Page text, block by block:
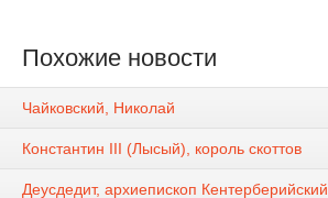
Похожие новости
Чайковский, Николай
Константин III (Лысый), король скоттов
Деусдедит, архиепископ Кентерберийский